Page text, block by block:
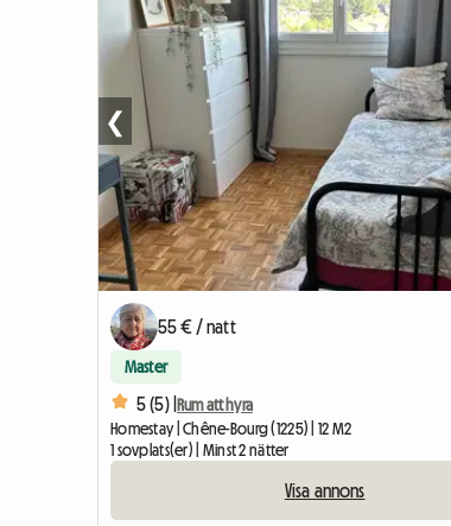
❮
55 € / natt
Master
5 (5) |Rum att hyra
Homestay | Chêne-Bourg (1225) | 12 M2
1 sovplats(er) | Minst 2 nätter
Visa annons